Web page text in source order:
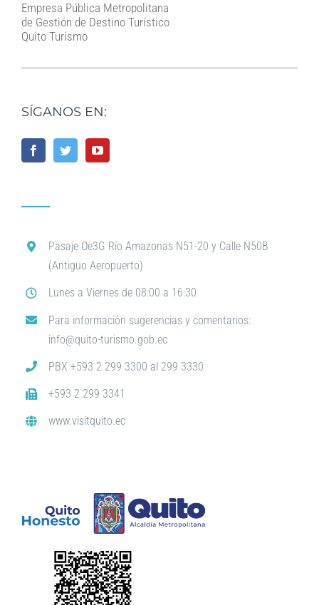
Empresa Pública Metropolitana
de Gestión de Destino Turístico
Quito Turismo
SÍGANOS EN:
Pasaje Oe3G Río Amazonas N51-20 y Calle N50B
(Antiguo Aeropuerto)
Lunes a Viernes de 08:00 a 16:30
Para información sugerencias y comentarios:
info@quito-turismo.gob.ec
PBX +593 2 299 3300 al 299 3330
+593 2 299 3341
www.visitquito.ec